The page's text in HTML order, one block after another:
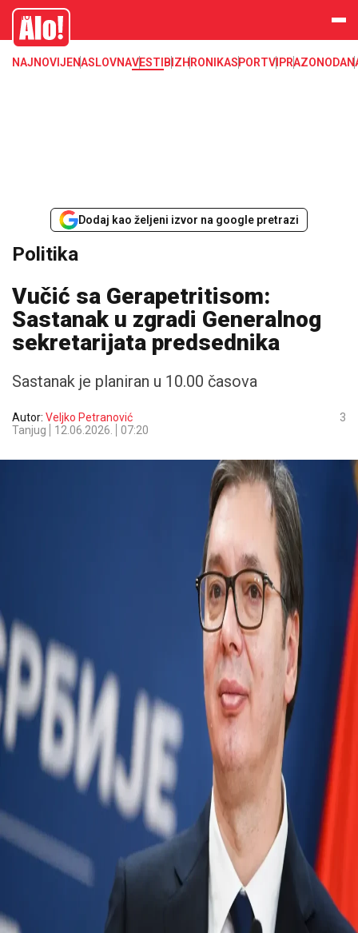
Alo
NAJNOVIJENASLOVNAVESTI BIZHRONIKASPORTVIPRAZONODA
Dodaj kao željeni izvor na google pretrazi
Politika
Vučić sa Gerapetritisom:
Sastanak u zgradi Generalnog
sekretarijata predsednika
Sastanak je planiran u 10.00 časova
Autor: Veljko Petranović
Tanjug
12.06.2026. 07:20
3